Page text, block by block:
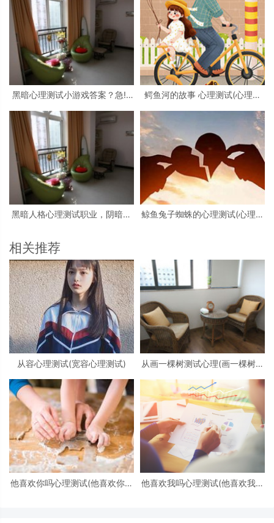
黑暗心理测试小游戏答案？急!!!
鳄鱼河的故事 心理测试(心理测
黑暗人格心理测试职业，阴暗人
鲸鱼兔子蜘蛛的心理测试(心理测
相关推荐
从容心理测试(宽容心理测试)
从画一棵树测试心理(画一棵树怎
他喜欢你吗心理测试(他喜欢你吗
他喜欢我吗心理测试(他喜欢我吗